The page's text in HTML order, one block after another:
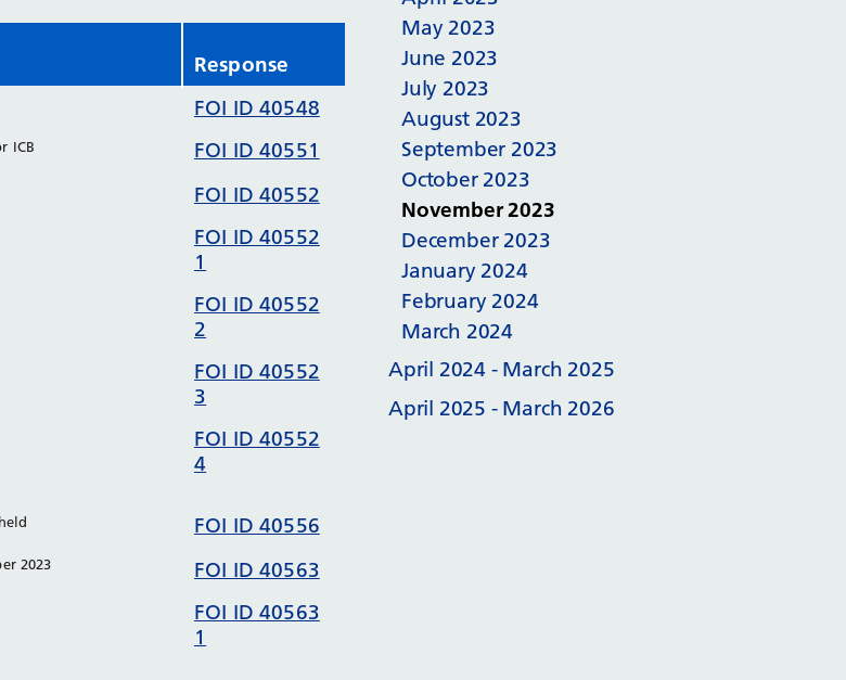
Response
FOI ID 40548
ICB FOI ID 40551
FOI ID 40552
FOI ID 40552
1
FOI ID 40552
2
FOI ID 40552
3
FOI ID 40552
4
FOI ID 40556
2023
FOI ID 40563
FOI ID 40563
1
May 2023
June 2023
July 2023
August 2023
September 2023
October 2023
November 2023
December 2023
January 2024
February 2024
March 2024
April 2024 - March 2025
April 2025 - March 2026